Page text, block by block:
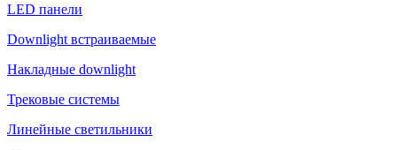
LED панели
Downlight встраиваемые
Накладные downlight
Трековые системы
Линейные светильники